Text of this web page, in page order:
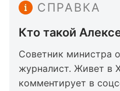
СПРАВКА
Кто такой
Советник министра
журналист. Живет в
комментирует в